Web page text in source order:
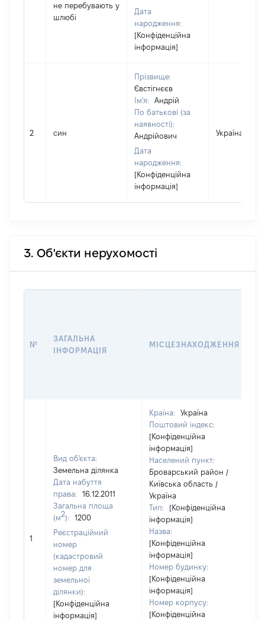
не перебувають у
шлюбі
Дата
народження:
[Конфіденційна
інформація]
2 син
Прізвище:
Євстігнєєв
Ім'я:
Андрій
По батькові (за
наявності):
Андрійович
Дата
народження:
[Конфіденційна
інформація]
Україна
3. Об'єкти нерухомості
№
ЗАГАЛЬНА
ІНФОРМАЦІЯ
МІСЦЕЗНАХОДЖЕННЯ
1
Вид об'єкта:
Земельна ділянка
Дата набуття
права:
16.12.2011
Загальна площа
(м2):
1200
Реєстраційний
номер
(кадастровий
номер для
земельної
ділянки):
[Конфіденційна
інформація]
Країна:
Україна
Поштовий індекс:
[Конфіденційна
інформація]
Населений пункт:
Броварський район /
Київська область /
Україна
Тип:
[Конфіденційна
інформація]
Назва:
[Конфіденційна
інформація]
Номер будинку:
[Конфіденційна
інформація]
Номер корпусу:
[Конфіденційна